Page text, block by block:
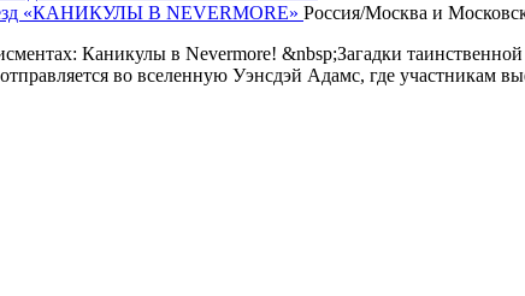
«КАНИКУЛЫ В NEVERMORE» Россия/Москва и
Каникулы в Nevermore! &nbsp;Загадки
во вселенную Уэнсдэй Адамс, где участникам